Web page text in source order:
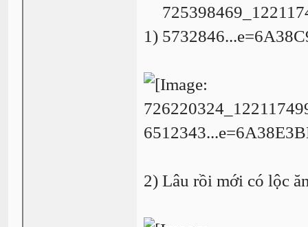
1)
2) Lâu rồi mới có lộc